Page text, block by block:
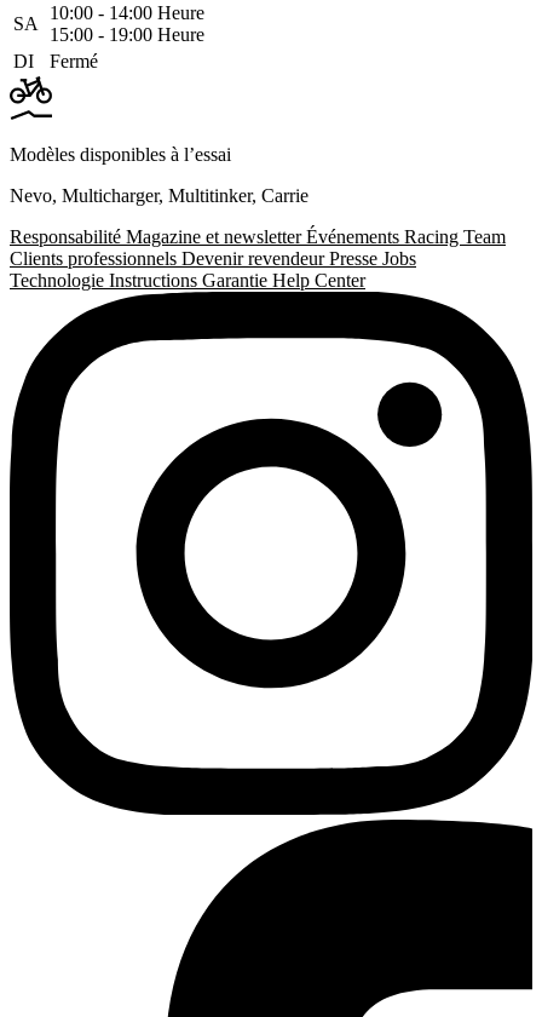
SA
10:00 ‑ 14:00 Heure
15:00 ‑ 19:00 Heure
DI
Fermé
Modèles disponibles à l’essai
Nevo, Multicharger, Multitinker, Carrie
Responsabilité Magazine et newsletterÉvénements Racing Team
Clients professionnels Devenir revendeurPresse Jobs
Technologie Instructions Garantie Help Center